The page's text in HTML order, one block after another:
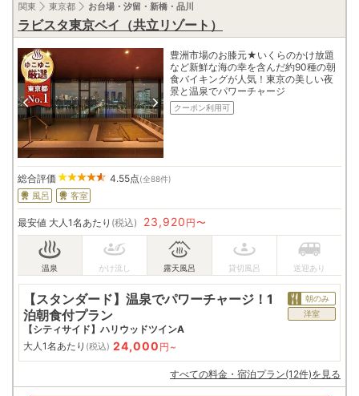
関東 東京都 お台場・汐留・新橋・品川
ラビスタ東京ベイ（共立リゾート）
豊洲市場のお膝元★いくらのかけ放題
など新鮮な海の幸を含んだ約90種の朝
食バイキングが人気！東京の美しい夜
景と温泉でパワーチャージ
クーポン利用可
総合評価 4.55点(全88件)
風呂 客室
最安値 大人1名あたり (税込) 23,920 円〜
【スタンダード】温泉でパワーチャージ！1
泊朝食付プラン
【シティサイド】ハリウッドツインA
朝のみ
洋室
大人1名あたり (税込) 24,000 円~
すべての料金・宿泊プラン(12件)を見る